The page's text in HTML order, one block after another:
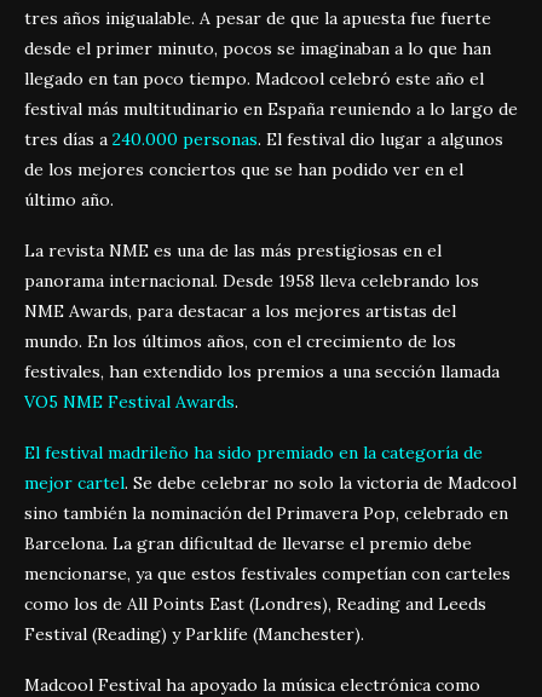
tres años inigualable. A pesar de que la apuesta fue fuerte
desde el primer minuto, pocos se imaginaban a lo que han
llegado en tan poco tiempo. Madcool celebró este año el
festival más multitudinario en España reuniendo a lo largo de
tres días a 240.000 personas. El festival dio lugar a algunos
de los mejores conciertos que se han podido ver en el
último año.
La revista NME es una de las más prestigiosas en el
panorama internacional. Desde 1958 lleva celebrando los
NME Awards, para destacar a los mejores artistas del
mundo. En los últimos años, con el crecimiento de los
festivales, han extendido los premios a una sección llamada
VO5 NME Festival Awards.
El festival madrileño ha sido premiado en la categoría de
mejor cartel. Se debe celebrar no solo la victoria de Madcool
sino también la nominación del Primavera Pop, celebrado en
Barcelona. La gran dificultad de llevarse el premio debe
mencionarse, ya que estos festivales competían con carteles
como los de All Points East (Londres), Reading and Leeds
Festival (Reading) y Parklife (Manchester).
Madcool Festival ha apoyado la música electrónica como